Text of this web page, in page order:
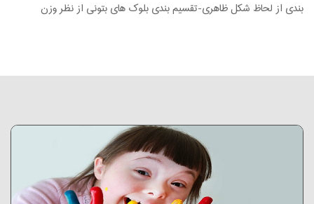
بندی از لحاظ شکل ظاهری-تقسیم بندی بلوک های بتونی از نظر وزن